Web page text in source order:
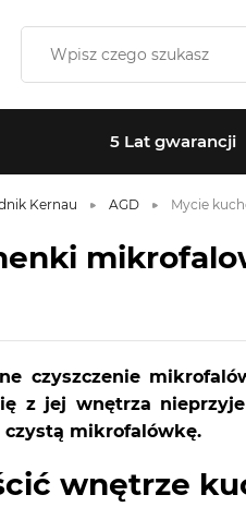
5 Lat gwarancji
Kernau AGD Mycie
czyszczenie
z jej wnętrza
czystą mikrofalówkę.
wnętrze